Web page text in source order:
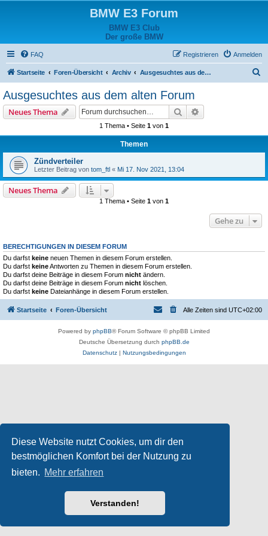
Diese Website nutzt Cookies, um dir den
bestmöglichen Komfort bei der Nutzung zu
bieten. Mehr erfahren
Verstanden!
BMW E3 Forum
BMW E3 Club
Der große BMW
FAQ Anmelden
Registrieren
Startseite Foren-Übersicht Archiv Ausgesuchtes aus dem alten Forum
Ausgesuchtes aus dem alten Forum
Neues Thema Suche
1 Thema • Seite 1 von 1
Themen
Zündverteiler
Letzter Beitrag von tom_ftl « Mi 17. Nov 2021, 13:04
Neues Thema
1 Thema • Seite 1 von 1
Gehe zu
BERECHTIGUNGEN IN DIESEM FORUM
Du darfst keine neuen Themen in diesem Forum erstellen.
Du darfst keineAntworten zu Themen in diesem Forum erstellen.
Du darfst deine Beiträge in diesem Forum nicht ändern.
Du darfst deine Beiträge in diesem Forum nicht löschen.
Du darfst keine Dateianhänge in diesem Forum erstellen.
Startseite Foren-Übersicht Alle Zeiten sind UTC+02:00
Powered by phpBB® Forum Software © phpBB Limited
Deutsche Übersetzung durch phpBB.de
Datenschutz| Nutzungsbedingungen